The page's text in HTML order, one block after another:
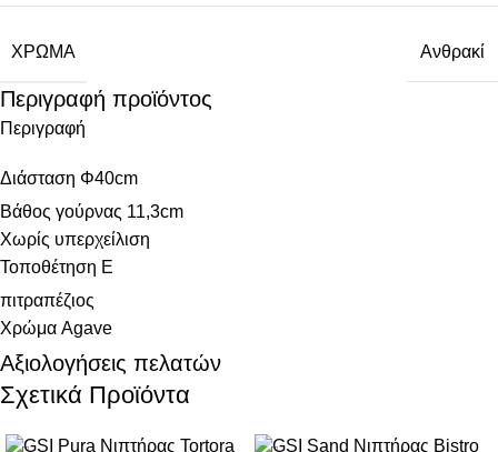
ΧΡΏΜΑ Ανθρακί
Περιγραφή προϊόντος
Περιγραφή
Διάσταση Φ40cm
Βάθος γούρνας 11,3cm
Χωρίς υπερχείλιση
Τοποθέτηση E
πιτραπέζιος
Χρώμα Agave
Αξιολογήσεις πελατών
Σχετικά Προϊόντα